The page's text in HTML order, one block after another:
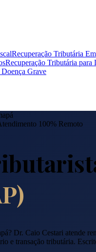
Recuperação Tributária
Recuperação Tributária para
Grave
100% Remoto
)
? Dr. Caio Cestari atende
e transação tributária.